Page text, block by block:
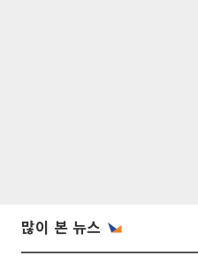
많이 본 뉴스